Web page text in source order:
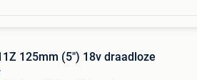
125mm (5") 18v draadloze